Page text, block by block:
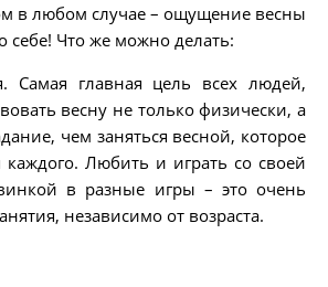
в любом случае – ощущение весны
себе! Что же можно делать:
Самая главная цель всех людей,
весну не только физически, а
чем заняться весной, которое
каждого. Любить и играть со своей
в разные игры – это очень
независимо от возраста.